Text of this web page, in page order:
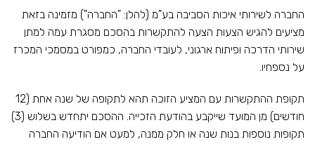
החברה לשירותי איכות הסביבה בע"מ (להלן: "החברה") מזמינה בזאת
מציעים להגיש הצעות הצעה להתקשרות בהסכם מסגרת עמה למתן
שירותי הדרכה ופיתוח ארגוני, לעובדי החברה, כמפורט במסמכי המכרז
על נספחיו.
תקופת ההתקשרות עם המציע הזוכה תהא לתקופה של שנה אחת (12
חודשים) מן המועד שייקבע בהודעת הזכייה. ההסכם יתחדש בשלוש (3)
תקופות נוספות בנות שנה או חלק ממנה, למעט אם הודיעה החברה